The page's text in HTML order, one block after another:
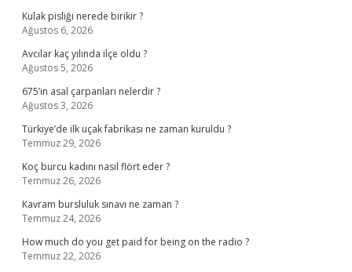
Kulak pisliği nerede birikir ?
Ağustos 6, 2026
Avcılar kaç yılında ilçe oldu ?
Ağustos 5, 2026
675’in asal çarpanları nelerdir ?
Ağustos 3, 2026
Türkiye’de ilk uçak fabrikası ne zaman kuruldu ?
Temmuz 29, 2026
Koç burcu kadını nasıl flört eder ?
Temmuz 26, 2026
Kavram bursluluk sınavı ne zaman ?
Temmuz 24, 2026
How much do you get paid for being on the radio ?
Temmuz 22, 2026